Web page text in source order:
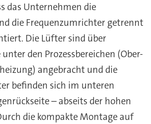
das Unternehmen die
die Frequenzumrichter getrennt
Die Lüfter sind über
den Prozessbereichen (Ober-
angebracht und die
befinden sich im unteren
– abseits der hohen
die kompakte Montage auf